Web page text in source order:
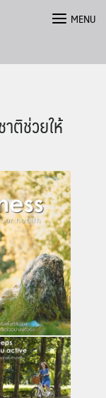
MENU
ติช่วยให้